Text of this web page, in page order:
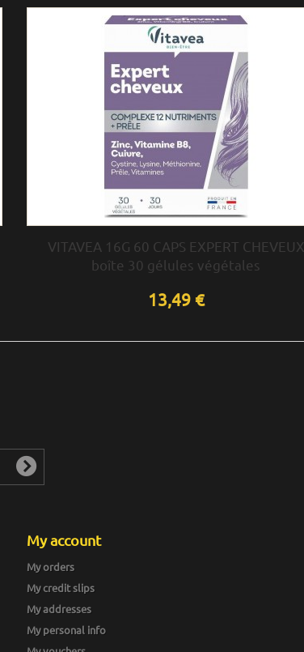
VITAVEA 16G 60 CAPS EXPERT CHEVEUX
boîte 30 gélules végétales
13,49 €
My account
My orders
My credit slips
My addresses
My personal info